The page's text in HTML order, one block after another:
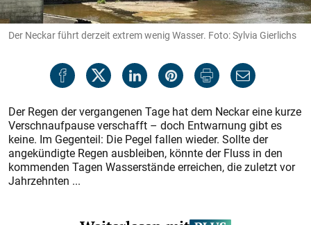
Der Neckar führt derzeit extrem wenig Wasser. Foto: Sylvia Gierlichs
Der Regen der vergangenen Tage hat dem Neckar eine kurze
Verschnaufpause verschafft – doch Entwarnung gibt es
keine. Im Gegenteil: Die Pegel fallen wieder. Sollte der
angekündigte Regen ausbleiben, könnte der Fluss in den
kommenden Tagen Wasserstände erreichen, die zuletzt vor
Jahrzehnten ...